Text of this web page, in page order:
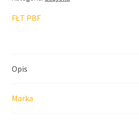
FŁT PBF
Opis
Marka